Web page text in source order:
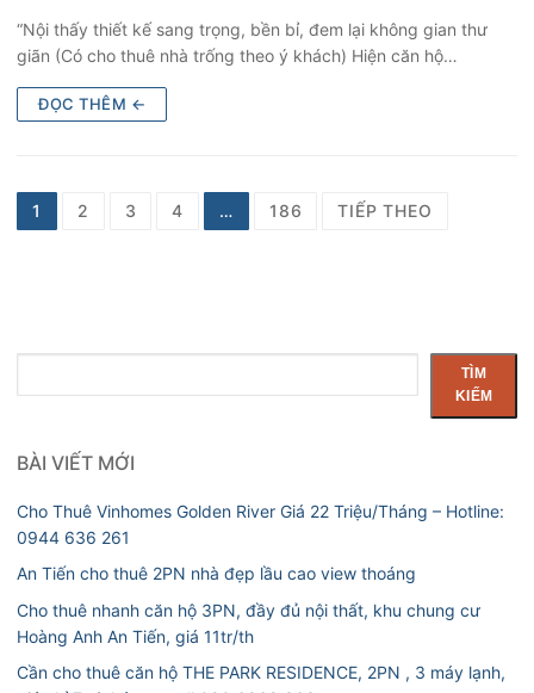
“Nội thấy thiết kế sang trọng, bền bỉ, đem lại không gian thư
giãn (Có cho thuê nhà trống theo ý khách) Hiện căn hộ…
ĐỌC THÊM ←
Điều
hướng
1 2 3 4 … 186 TIẾP THEO
kiếm
TÌM
KIẾM
BÀI VIẾT MỚI
Cho Thuê Vinhomes Golden River Giá 22 Triệu/Tháng – Hotline:
0944 636 261
An Tiến cho thuê 2PN nhà đẹp lầu cao view thoáng
Cho thuê nhanh căn hộ 3PN, đầy đủ nội thất, khu chung cư
Hoàng Anh An Tiến, giá 11tr/th
Cần cho thuê căn hộ THE PARK RESIDENCE, 2PN , 3 máy lạnh,